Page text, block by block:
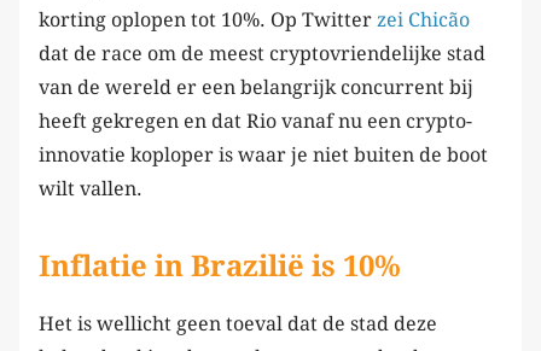
korting oplopen tot 10%. Op Twitter zei Chicão
dat de race om de meest cryptovriendelijke stad
van de wereld er een belangrijk concurrent bij
heeft gekregen en dat Rio vanaf nu een crypto-
innovatie koploper is waar je niet buiten de boot
wilt vallen.
Inflatie in Brazilië is 10%
Het is wellicht geen toeval dat de stad deze